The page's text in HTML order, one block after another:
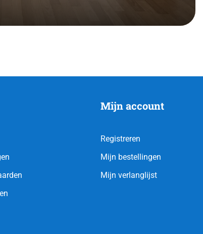
Mijn account
Registreren
Mijn bestellingen
Mijn verlanglijst